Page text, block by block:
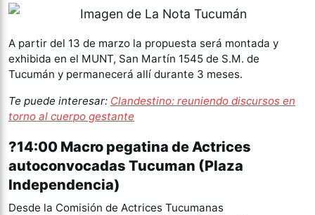
A partir del 13 de marzo la propuesta será montada y
exhibida en el MUNT, San Martín 1545 de S.M. de
Tucumán y permanecerá allí durante 3 meses.
Te puede interesar: Clandestino: reuniendo discursos en
torno al cuerpo gestante
?14:00 Macro pegatina de Actrices
autoconvocadas Tucuman (Plaza
Independencia)
Desde la Comisión de Actrices Tucumanas